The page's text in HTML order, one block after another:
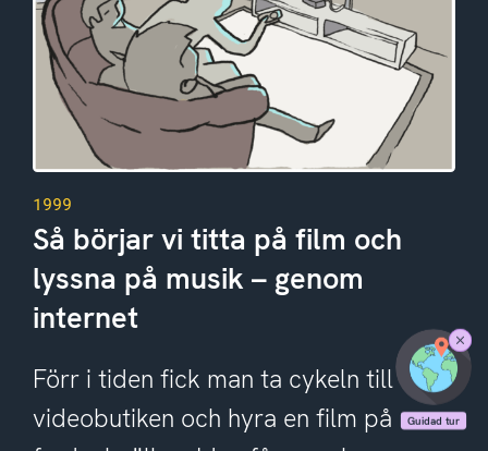
1999
Så börjar vi titta på film och
lyssna på musik – genom
internet
Förr i tiden fick man ta cykeln till
videobutiken och hyra en film på
Stäng
Guidad
tur